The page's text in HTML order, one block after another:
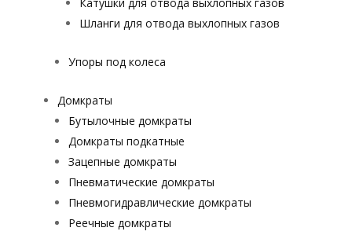
Шланги для отвода выхлопных газов
Упоры под колеса
Домкраты
Бутылочные домкраты
Домкраты подкатные
Зацепные домкраты
Пневматические домкраты
Пневмогидравлические домкраты
Реечные домкраты